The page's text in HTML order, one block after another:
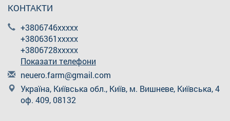
КОНТАКТИ
+3806746xxxxx
+3806361xxxxx
+3806728xxxxx
Показати телефони
neuero.farm@gmail.com
Україна, Київська обл., Київ, м. Вишневе, Київська, 4
оф. 409, 08132